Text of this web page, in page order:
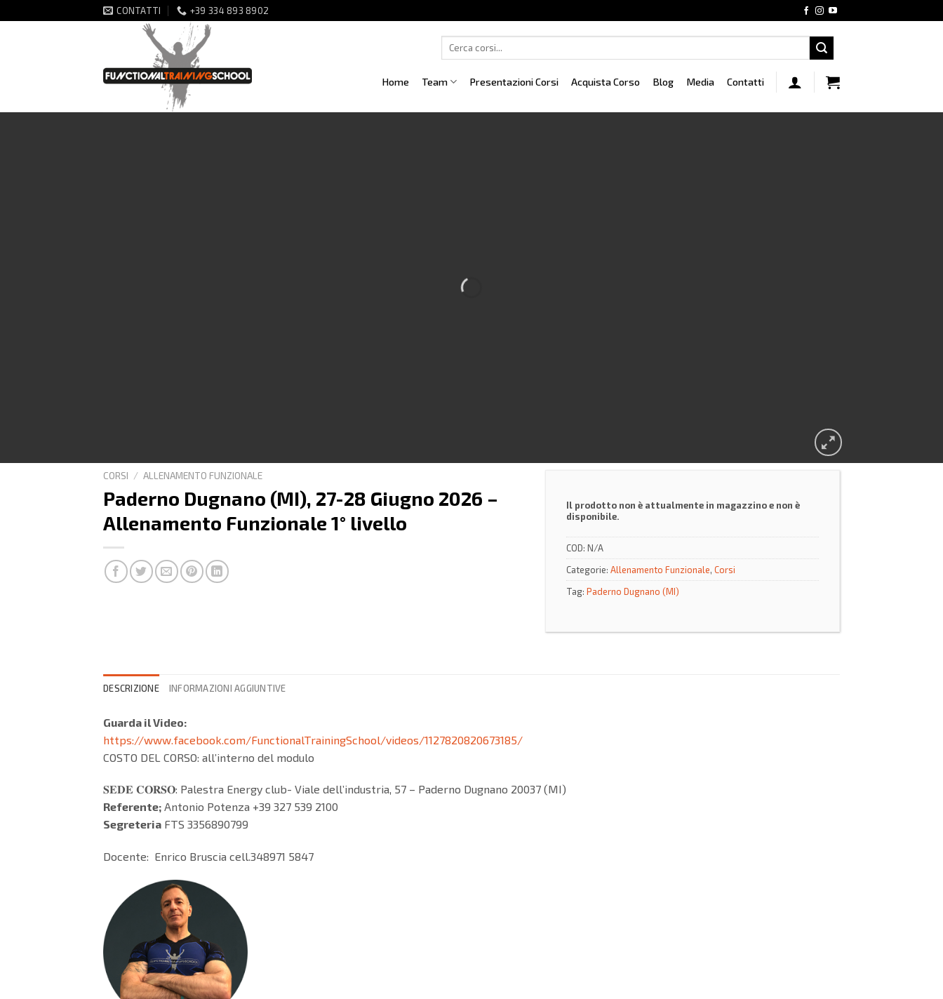
ai
CONTATTI +39 334 893 8902
Home Team Presentazioni Corsi Acquista Corso Blog Media Contatti
CORSI / ALLENAMENTO FUNZIONALE
Paderno Dugnano (MI), 27-28 Giugno 2026 –
Allenamento Funzionale 1° livello
Il prodotto non è attualmente in magazzino e non è
disponibile.
COD: N/A
Categorie: Allenamento Funzionale, Corsi
Tag: Paderno Dugnano (MI)
DESCRIZIONE INFORMAZIONI AGGIUNTIVE
Guarda il Video:
https://www.facebook.com/FunctionalTrainingSchool/videos/1127820820673185/
COSTO DEL CORSO: all’interno del modulo
𝐒𝐄𝐃𝐄 𝐂𝐎𝐑𝐒𝐎: Palestra Energy club- Viale dell’industria, 57 – Paderno Dugnano 20037 (MI)
Referente; Antonio Potenza +39 327 539 2100
Segreteria FTS 3356890799
Docente: Enrico Bruscia cell.348971 5847